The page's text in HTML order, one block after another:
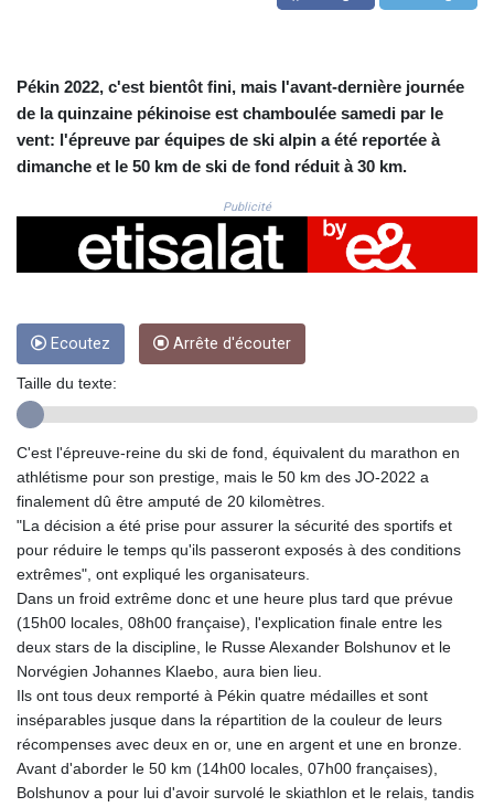
CRC 524.003635
CVE 110.789694
CZK 24.243646
DKK 7.474936
DOP 67.163917
DZD 153.33232
EGP 57.257824
ERN 17.283886
ETB 185.933939
FKP 0.85592
GBP 0.856301
GEL 3.013175
GMD 85.266887
HKD 9.038838
HNL 30.876033
HRK 7.53416
HTG 150.622097
ILS 3.465652
IMP 0.85592
INR 109.826937
IQD 1510.035474
Pékin 2022, c'est bientôt fini, mais l'avant-dernière journée
de la quinzaine pékinoise est chamboulée samedi par le
vent: l'épreuve par équipes de ski alpin a été reportée à
dimanche et le 50 km de ski de fond réduit à 30 km.
Publicité
Ecoutez Arrête d'écouter
Taille du texte:
C'est l'épreuve-reine du ski de fond, équivalent du marathon en
athlétisme pour son prestige, mais le 50 km des JO-2022 a
finalement dû être amputé de 20 kilomètres.
"La décision a été prise pour assurer la sécurité des sportifs et
pour réduire le temps qu'ils passeront exposés à des conditions
extrêmes", ont expliqué les organisateurs.
Dans un froid extrême donc et une heure plus tard que prévue
(15h00 locales, 08h00 française), l'explication finale entre les
deux stars de la discipline, le Russe Alexander Bolshunov et le
Norvégien Johannes Klaebo, aura bien lieu.
Ils ont tous deux remporté à Pékin quatre médailles et sont
inséparables jusque dans la répartition de la couleur de leurs
récompenses avec deux en or, une en argent et une en bronze.
Avant d'aborder le 50 km (14h00 locales, 07h00 françaises),
Bolshunov a pour lui d'avoir survolé le skiathlon et le relais, tandis